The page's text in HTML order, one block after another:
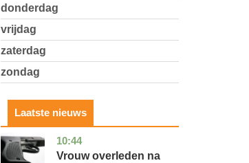
donderdag
vrijdag
zaterdag
zondag
Laatste nieuws
10:44
zuid-
holland
nieuws
Vrouw overleden na